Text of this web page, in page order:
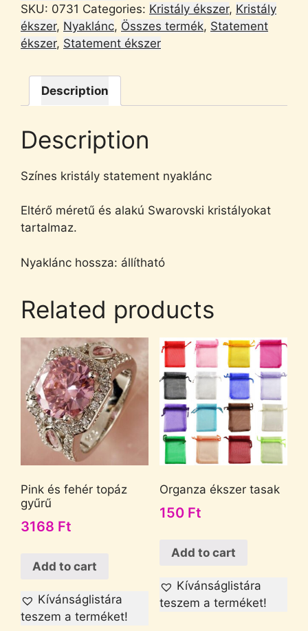
SKU: 0731 Categories: Kristály ékszer, Kristály
ékszer, Nyaklánc, Összes termék, Statement
ékszer, Statement ékszer
Description
Description
Színes kristály statement nyaklánc
Eltérő méretű és alakú Swarovski kristályokat
tartalmaz.
Nyaklánc hossza: állítható
Related products
Pink és fehér topáz
gyűrű
3168 Ft
Add to cart
Kívánságlistára
teszem a terméket!
Organza ékszer tasak
150 Ft
Add to cart
Kívánságlistára
teszem a terméket!